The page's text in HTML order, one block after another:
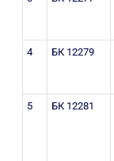
4 БК 12279
5 БК 12281